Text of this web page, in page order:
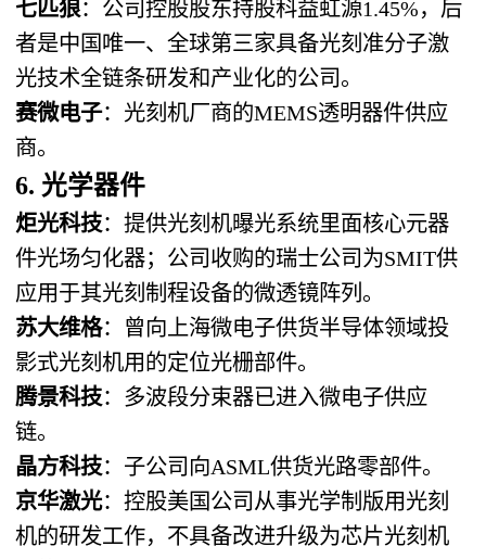
七匹狼：公司控股股东持股科益虹源1.45%，后
者是中国唯一、全球第三家具备光刻准分子激
光技术全链条研发和产业化的公司。
赛微电子：光刻机厂商的MEMS透明器件供应
商。
6. 光学器件
炬光科技：提供光刻机曝光系统里面核心元器
件光场匀化器；公司收购的瑞士公司为SMIT供
应用于其光刻制程设备的微透镜阵列。
苏大维格：曾向上海微电子供货半导体领域投
影式光刻机用的定位光栅部件。
腾景科技：多波段分束器已进入微电子供应
链。
晶方科技：子公司向ASML供货光路零部件。
京华激光：控股美国公司从事光学制版用光刻
机的研发工作，不具备改进升级为芯片光刻机